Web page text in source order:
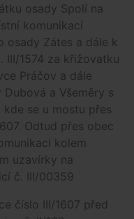
osady Spolí na
komunikací
osady Zátes a dále k
III/1574 za křižovatku
Práčov a dále
a Všeměry s
se u mostu přes
Odtud přes obec
kolem
uzavírky na
č. III/00359
číslo III/1607 před